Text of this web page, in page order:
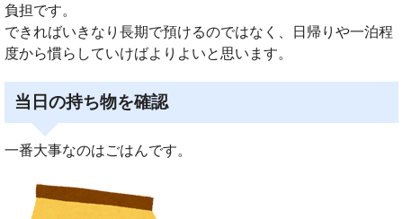
負担です。
できればいきなり長期で預けるのではなく、日帰りや一泊程
度から慣らしていけばよりよいと思います。
当日の持ち物を確認
一番大事なのはごはんです。